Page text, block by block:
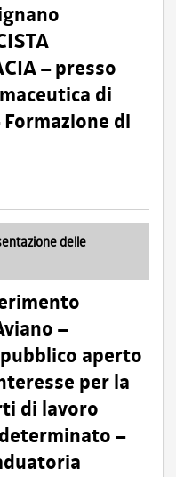
– presso
di
di
delle
–
pubblico aperto
per la
di lavoro
–